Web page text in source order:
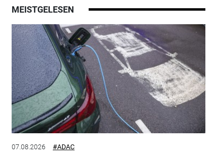
MEISTGELESEN
07.08.2026 #ADAC